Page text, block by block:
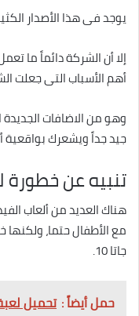
يوجد فى هذا الأصدار
إلا أن الشركة دائماً ما
أهم الأسباب التى جعلت
وهو من الاضافات الجديدة
جيد جداً ويشعرك بواقعية
تنبيه عن خطورة
هناك العديد من ألعاب
مع الأطفال حتما،
جاتا 10.
حمل أيضاً : تحميل لعبة جاتا 7